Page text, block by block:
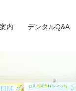
内 デンタルQ&A